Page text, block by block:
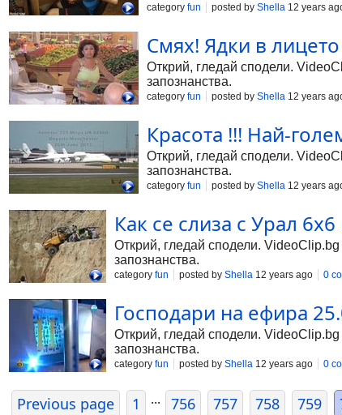
category fun posted by Shella 12 years
Смях! Ядки в
Открий, гледай сподели.
запознанства.
category fun posted by Shella 12 years
Красота !!! Най-
Открий, гледай сподели.
запознанства.
category fun posted by Shella 12 years
Как се слиза с Урал
Открий, гледай сподели.
запознанства.
category fun posted by Shella 12 years ago 0
Господари на ефира
Открий, гледай сподели.
запознанства.
category fun posted by Shella 12 years ago 0
Previous page 1 ... 756 757 758 759